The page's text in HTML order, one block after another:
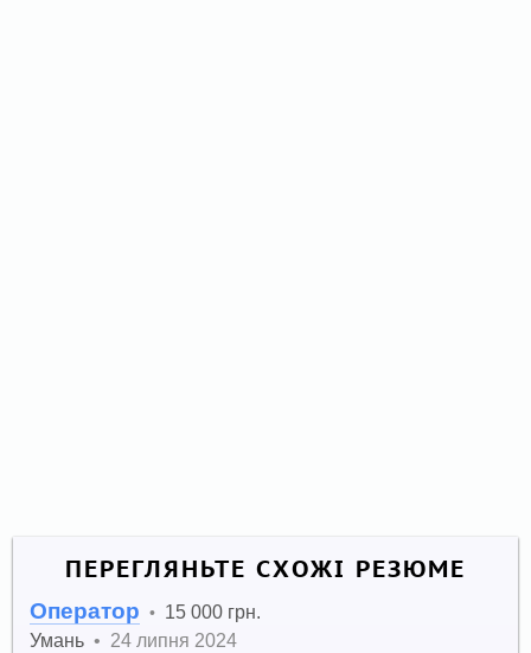
ПЕРЕГЛЯНЬТЕ СХОЖІ РЕЗЮМЕ
Оператор • 15 000 грн.
Умань • 24 липня 2024